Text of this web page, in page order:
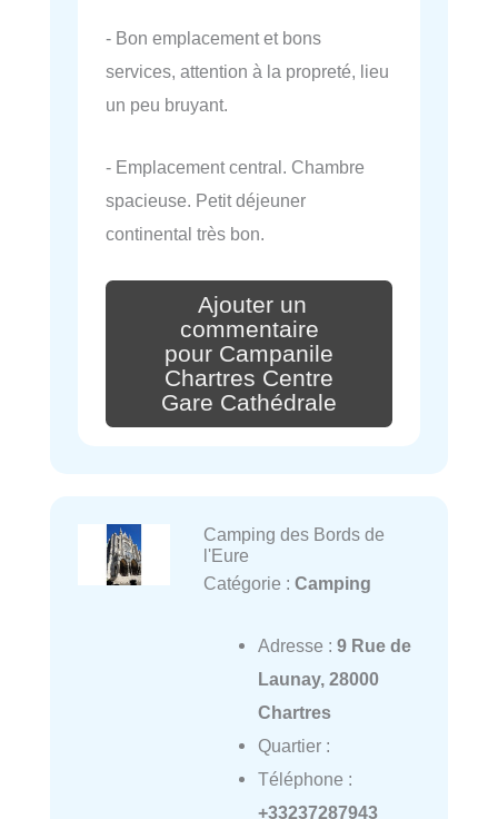
- Bon emplacement et bons
services, attention à la propreté, lieu
un peu bruyant.
- Emplacement central. Chambre
spacieuse. Petit déjeuner
continental très bon.
Ajouter un
commentaire
pour Campanile
Chartres Centre
Gare Cathédrale
Camping des Bords de
l'Eure
Catégorie : Camping
Adresse : 9 Rue de
Launay, 28000
Chartres
Quartier :
Téléphone :
+33237287943